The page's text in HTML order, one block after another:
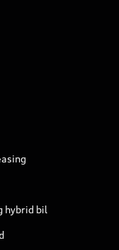
hybrid bil